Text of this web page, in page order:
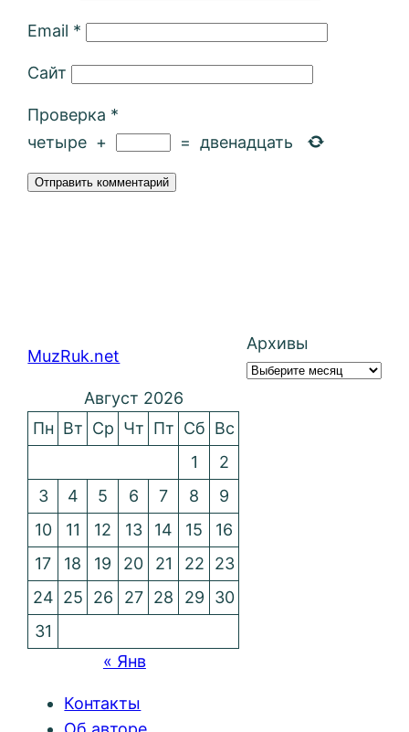
Email *
Сайт
Проверка *
четыре + = двенадцать
MuzRuk.net
Архивы
Август 2026
Пн Вт Ср Чт Пт Сб Вс
1
2
3
4 5 6 7 8
9
10
11 12 13 14 15
16
17
18 19 20 21 22
23
24 25 26 27 28 29
30
31
« Янв
Контакты